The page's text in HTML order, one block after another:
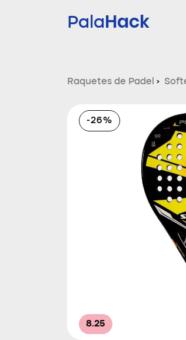
PalaHack
Raquetes de Padel ›
-26%
8.25